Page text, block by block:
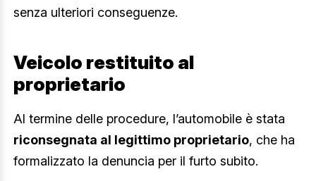
senza ulteriori conseguenze.
Veicolo restituito al
proprietario
Al termine delle procedure, l’automobile è stata
riconsegnata al legittimo proprietario, che ha
formalizzato la denuncia per il furto subito.